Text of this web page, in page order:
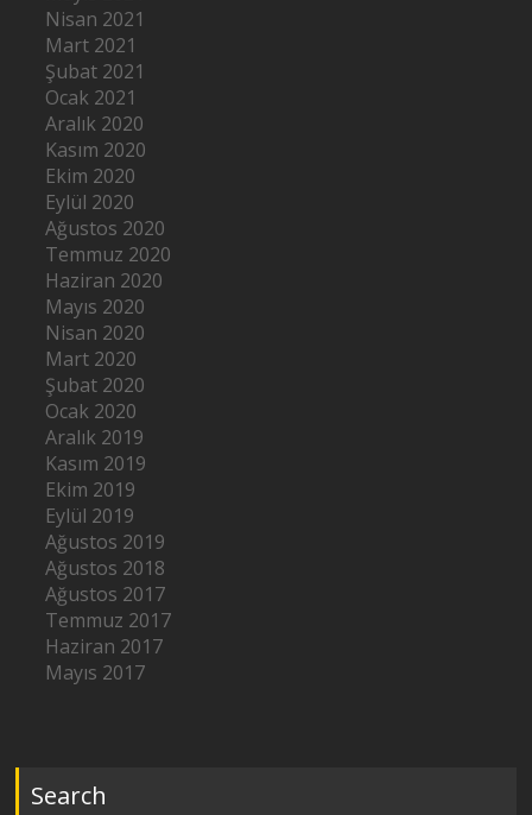
Nisan 2021
Mart 2021
Şubat 2021
Ocak 2021
Aralık 2020
Kasım 2020
Ekim 2020
Eylül 2020
Ağustos 2020
Temmuz 2020
Haziran 2020
Mayıs 2020
Nisan 2020
Mart 2020
Şubat 2020
Ocak 2020
Aralık 2019
Kasım 2019
Ekim 2019
Eylül 2019
Ağustos 2019
Ağustos 2018
Ağustos 2017
Temmuz 2017
Haziran 2017
Mayıs 2017
Search